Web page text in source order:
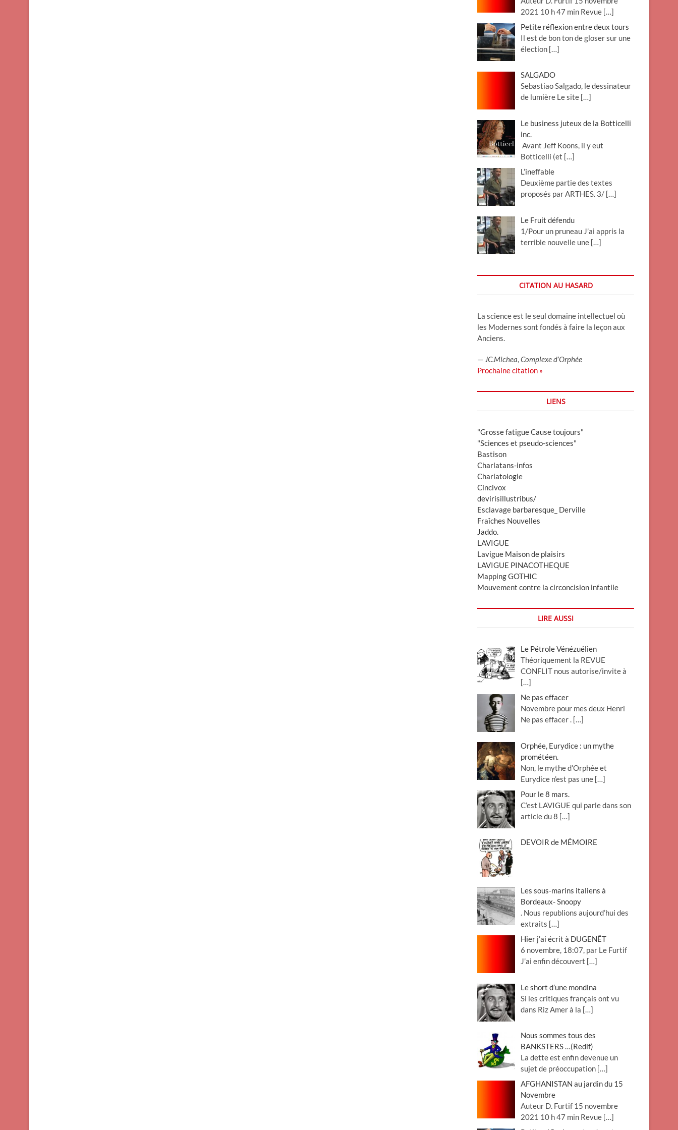
2021 10 h 47 min Revue […]
Petite réflexion entre deux tours
Il est de bon ton de gloser sur une
élection […]
SALGADO
Sebastiao Salgado, le dessinateur
de lumière Le site […]
Le business juteux de la Botticelli
inc.
Avant Jeff Koons, il y eut
Botticelli (et […]
L’ineffable
Deuxième partie des textes
proposés par ARTHES. 3/ […]
Le Fruit défendu
1/Pour un pruneau J’ai appris la
terrible nouvelle une […]
CITATION AU HASARD
La science est le seul domaine intellectuel où
les Modernes sont fondés à faire la leçon aux
Anciens.
— JC.Michea,Complexe d’Orphée
Prochaine citation »
LIENS
"Grosse fatigue Cause toujours"
"Sciences et pseudo-sciences"
Bastison
Charlatans-infos
Charlatologie
Cincivox
devirisillustribus/
Esclavage barbaresque_ Derville
Fraîches Nouvelles
Jaddo.
LAVIGUE
Lavigue Maison de plaisirs
LAVIGUE PINACOTHEQUE
Mapping GOTHIC
Mouvement contre la circoncision infantile
LIRE AUSSI
Le Pétrole Vénézuélien
Théoriquement la REVUE
CONFLIT nous autorise/invite à
[…]
Ne pas effacer
Novembre pour mes deux Henri
Ne pas effacer . […]
Orphée, Eurydice : un mythe
prométéen.
Non, le mythe d’Orphée et
Eurydice n’est pas une […]
Pour le 8 mars.
C’est LAVIGUE qui parle dans son
article du 8 […]
DEVOIR de MÉMOIRE
Les sous-marins italiens à
Bordeaux- Snoopy
. Nous republions aujourd’hui des
extraits […]
Hier j’ai écrit à DUGENÊT
6 novembre, 18:07, par Le Furtif
J’ai enfin découvert […]
Le short d’une mondina
Si les critiques français ont vu
dans Riz Amer à la […]
Nous sommes tous des
BANKSTERS …(Redif)
La dette est enfin devenue un
sujet de préoccupation […]
AFGHANISTAN au jardin du 15
Novembre
Auteur D. Furtif 15 novembre
2021 10 h 47 min Revue […]